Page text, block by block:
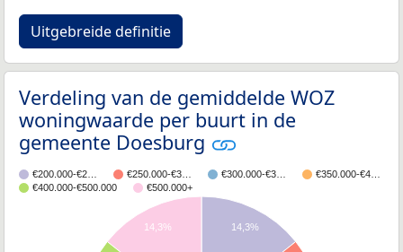
Uitgebreide definitie
Verdeling van de gemiddelde WOZ
woningwaarde per buurt in de
gemeente Doesburg
€200.000-€2… €250.000-€3… €300.000-€3…
€350.000-€4…
€400.000-€500.000
€500.000+
14,3%
14,3%